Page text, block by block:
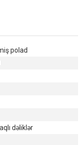
polad
dəliklər